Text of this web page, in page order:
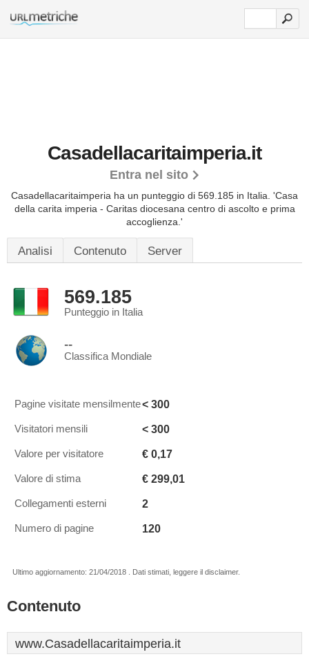
Casadellacaritaimperia.it
Entra nel sito
Casadellacaritaimperia ha un punteggio di 569.185 in Italia. 'Casa
della carita imperia - Caritas diocesana centro di ascolto e prima
accoglienza.'
Analisi Contenuto Server
569.185
Punteggio in Italia
--
Classifica Mondiale
Pagine visitate mensilmente< 300
Visitatori mensili < 300
Valore per visitatore € 0,17
Valore di stima € 299,01
Collegamenti esterni 2
Numero di pagine 120
Ultimo aggiornamento: 21/04/2018 . Dati stimati, leggere il disclaimer.
Contenuto
www.Casadellacaritaimperia.it